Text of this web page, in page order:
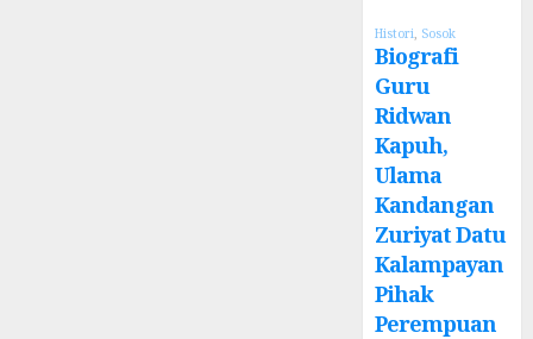
Histori Sosok
Biografi
Guru
Ridwan
Kapuh,
Ulama
Kandangan
Zuriyat Datu
Kalampayan
Pihak
Perempuan